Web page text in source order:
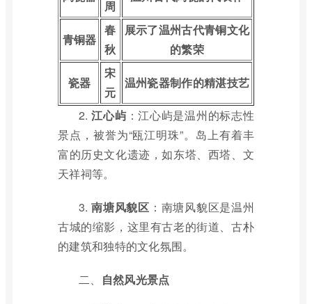
周
青铜器
春
秋
展示了温州古代青铜文化
的繁荣
瓷器
宋
元
温州瓷器制作的精湛技艺
2.江心屿：江心屿是温州的标志性
景点，被誉为“瓯江明珠”。岛上有着丰
富的历史文化遗迹，如东塔、西塔、文
天祥祠等。
3.南塘风貌区 ：南塘风貌区是温州
古城的缩影，这里有古老的街道、古朴
的建筑和独特的文化氛围。
二、 自然风光景点